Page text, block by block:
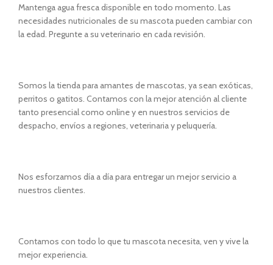
Mantenga agua fresca disponible en todo momento. Las
necesidades nutricionales de su mascota pueden cambiar con
la edad. Pregunte a su veterinario en cada revisión.
Somos la tienda para amantes de mascotas, ya sean exóticas,
perritos o gatitos. Contamos con la mejor atención al cliente
tanto presencial como online y en nuestros servicios de
despacho, envíos a regiones, veterinaria y peluquería.
Nos esforzamos día a día para entregar un mejor servicio a
nuestros clientes.
Contamos con todo lo que tu mascota necesita, ven y vive la
mejor experiencia.